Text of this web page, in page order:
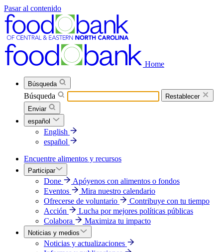
Pasar al contenido
Home
Búsqueda
Búsqueda
Restablecer
Enviar
español
English
español
Encuentre alimentos y recursos
Participar
Done
Apóyenos con alimentos o fondos
Eventos
Mira nuestro calendario
Ofrecerse de voluntario
Contribuye con tu tiempo
Acción
Lucha por mejores políticas públicas
Colabora
Maximiza tu impacto
Noticias y medios
Noticias y actualizaciones